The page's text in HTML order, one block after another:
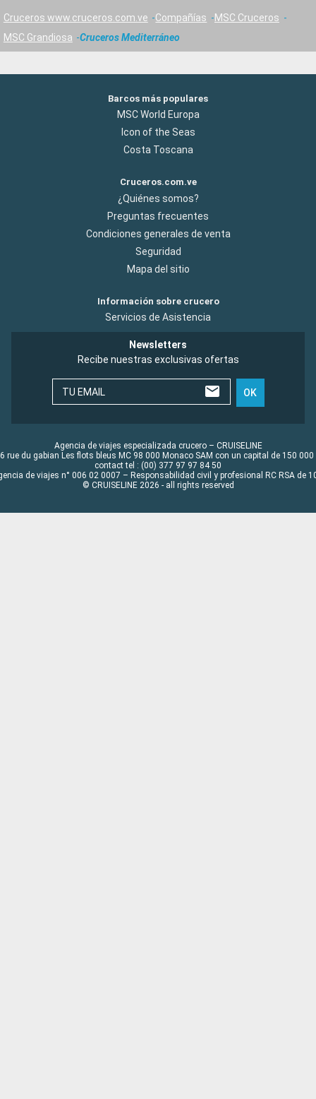
Cruceros www.cruceros.com.ve Compañías
MSC Cruceros
MSC Grandiosa
Cruceros Mediterráneo
Barcos más populares
MSC World Europa
Icon of the Seas
Costa Toscana
Cruceros.com.ve
¿Quiénes somos?
Preguntas frecuentes
Condiciones generales de venta
Seguridad
Mapa del sitio
Información sobre crucero
Servicios de Asistencia
Newsletters
Recibe nuestras exclusivas ofertas
TU EMAIL OK
Agencia de viajes especializada crucero – CRUISELINE
rue du gabian Les flots bleus MC 98 000 Monaco SAM con un capital de 150 000
contact tel : (00) 377 97 97 84 50
de viajes n° 006 02 0007 – Responsabilidad civil y profesional RC RSA de
© CRUISELINE 2026 - all rights reserved